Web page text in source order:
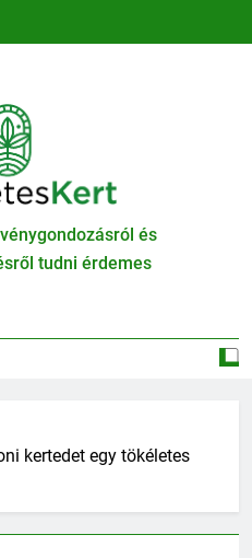
és
tudni érdemes
kertedet egy tökéletes